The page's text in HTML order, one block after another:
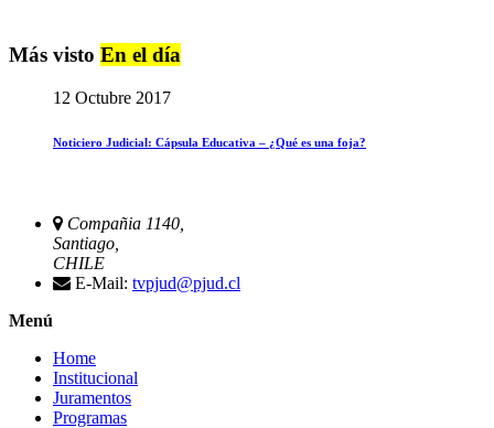
Más visto En el día
12 Octubre 2017
Noticiero Judicial: Cápsula Educativa – ¿Qué es una foja?
Compañia 1140,
Santiago,
CHILE
E-Mail: tvpjud@pjud.cl
Menú
Home
Institucional
Juramentos
Programas